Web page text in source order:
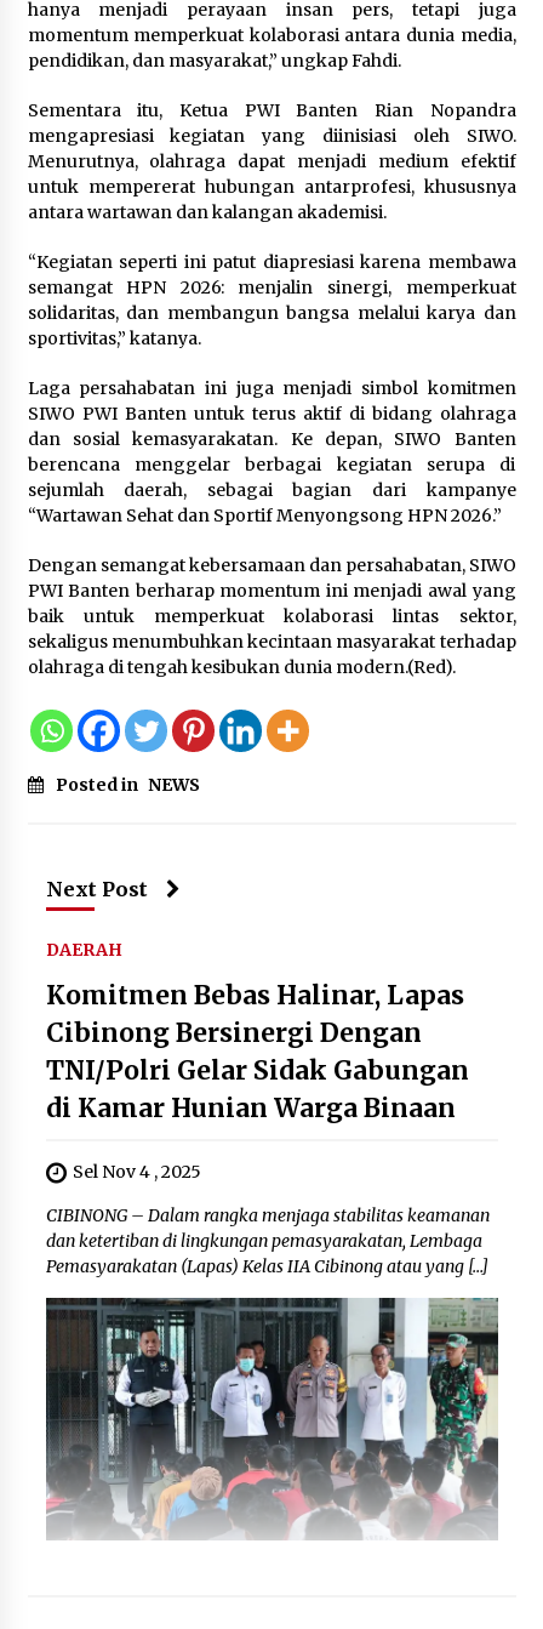
12 Coklat Terbaik dan Enak di
Pasaran
9 Kopi Botol Terbaik yang Praktis
8 Agustus 2026
hanya menjadi perayaan insan pers, tetapi juga
momentum memperkuat kolaborasi antara dunia media,
pendidikan, dan masyarakat,” ungkap Fahdi.
Sementara itu, Ketua PWI Banten Rian Nopandra
mengapresiasi kegiatan yang diinisiasi oleh SIWO.
Menurutnya, olahraga dapat menjadi medium efektif
untuk mempererat hubungan antarprofesi, khususnya
antara wartawan dan kalangan akademisi.
“Kegiatan seperti ini patut diapresiasi karena membawa
semangat HPN 2026: menjalin sinergi, memperkuat
solidaritas, dan membangun bangsa melalui karya dan
sportivitas,” katanya.
Laga persahabatan ini juga menjadi simbol komitmen
SIWO PWI Banten untuk terus aktif di bidang olahraga
dan sosial kemasyarakatan. Ke depan, SIWO Banten
berencana menggelar berbagai kegiatan serupa di
sejumlah daerah, sebagai bagian dari kampanye
“Wartawan Sehat dan Sportif Menyongsong HPN 2026.”
Dengan semangat kebersamaan dan persahabatan, SIWO
PWI Banten berharap momentum ini menjadi awal yang
baik untuk memperkuat kolaborasi lintas sektor,
sekaligus menumbuhkan kecintaan masyarakat terhadap
olahraga di tengah kesibukan dunia modern.(Red).
Posted in NEWS
Next Post
DAERAH
Komitmen Bebas Halinar, Lapas
Cibinong Bersinergi Dengan
TNI/Polri Gelar Sidak Gabungan
di Kamar Hunian Warga Binaan
Sel Nov 4 , 2025
CIBINONG – Dalam rangka menjaga stabilitas keamanan
dan ketertiban di lingkungan pemasyarakatan, Lembaga
Pemasyarakatan (Lapas) Kelas IIA Cibinong atau yang […]